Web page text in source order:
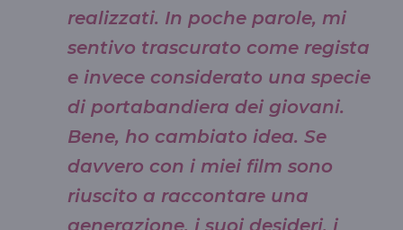
realizzati. In poche parole, mi
sentivo trascurato come regista
e invece considerato una specie
di portabandiera dei giovani.
Bene, ho cambiato idea. Se
davvero con i miei film sono
riuscito a raccontare una
generazione, i suoi desideri, i